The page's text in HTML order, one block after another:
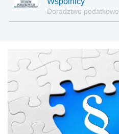
Doradztwo podatkowe